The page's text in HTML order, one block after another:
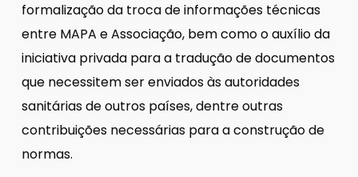
formalização da troca de informações técnicas
entre MAPA e Associação, bem como o auxílio da
iniciativa privada para a tradução de documentos
que necessitem ser enviados às autoridades
sanitárias de outros países, dentre outras
contribuições necessárias para a construção de
normas.